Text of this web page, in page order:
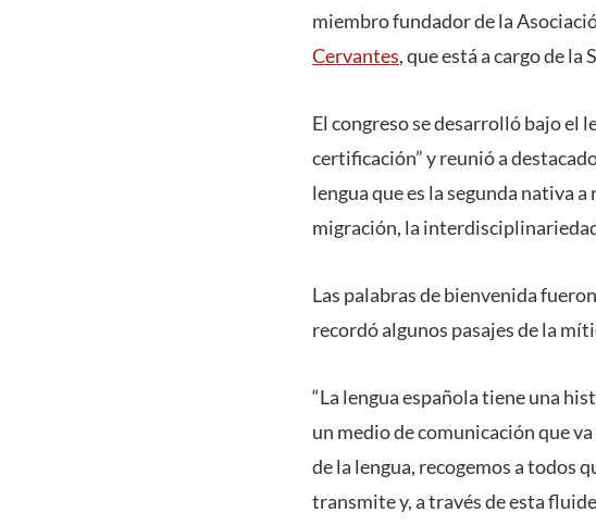
miembro fundador de la
Cervantes, que está a cargo de
El congreso se desarrolló bajo el
certificación” y reunió a
lengua que es la segunda nativa
migración, la
Las palabras de bienvenida
recordó algunos pasajes de la
“La lengua española tiene una
un medio de comunicación que
de la lengua, recogemos a todos
transmite y, a través de esta